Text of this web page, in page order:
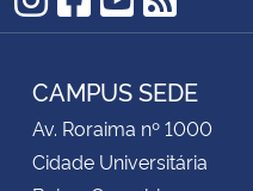
Secretaria-Geral
Secretaria de Governo
Gabinete de Segurança Institucional
Instagram
Facebook
YouTube
RSS
CAMPUS SEDE
Av. Roraima nº 1000
Cidade Universitária